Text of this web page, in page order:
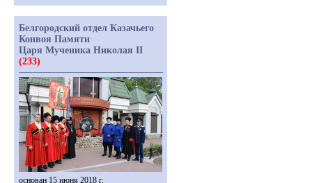
Белгородский отдел Казачьего
Конвоя Памяти
Царя Мученика Николая II
(233)
основан 15 июня 2018 г.